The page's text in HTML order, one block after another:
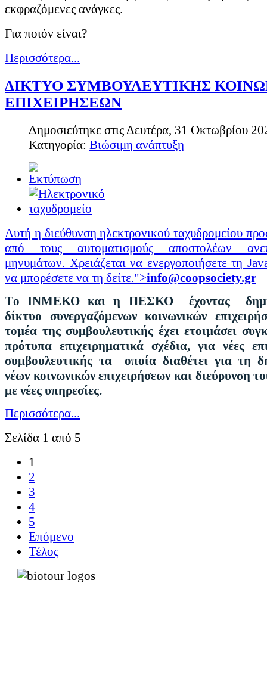
εκφραζόμενες ανάγκες.
Για ποιόν είναι?
Περισσότερα...
ΔΙΚΤΥΟ ΣΥΜΒΟΥΛΕΥΤΙΚΗΣ
ΕΠΙΧΕΙΡΗΣΕΩΝ
Δημοσιεύτηκε στις Δευτέρα, 31 Οκτωβρίου
Κατηγορία: Βιώσιμη ανάπτυξη
Αυτή η διεύθυνση ηλεκτρονικού ταχυδρομείου
από τους αυτοματισμούς αποστολέων
μηνυμάτων. Χρειάζεται να ενεργοποιήσετε τη
να μπορέσετε να τη δείτε.">info@coopsociety.gr
Tο ΙΝΜΕΚΟ και η ΠΕΣΚΟ έχοντας
δίκτυο συνεργαζόμενων κοινωνικών
τομέα της συμβουλευτικής έχει ετοιμάσει
πρότυπα επιχειρηματικά σχέδια, για νέες
συμβουλευτικής τα οποία διαθέτει για τη
νέων κοινωνικών επιχειρήσεων και διεύρυνση
με νέες υπηρεσίες.
Περισσότερα...
Σελίδα 1 από 5
1
2
3
4
5
Επόμενο
Τέλος